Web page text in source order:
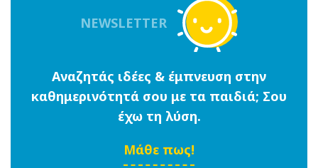
NEWSLETTER
Αναζητάς ιδέες & έμπνευση στην
καθημερινότητά σου με τα παιδιά; Σου
έχω τη λύση.
Μάθε πως!